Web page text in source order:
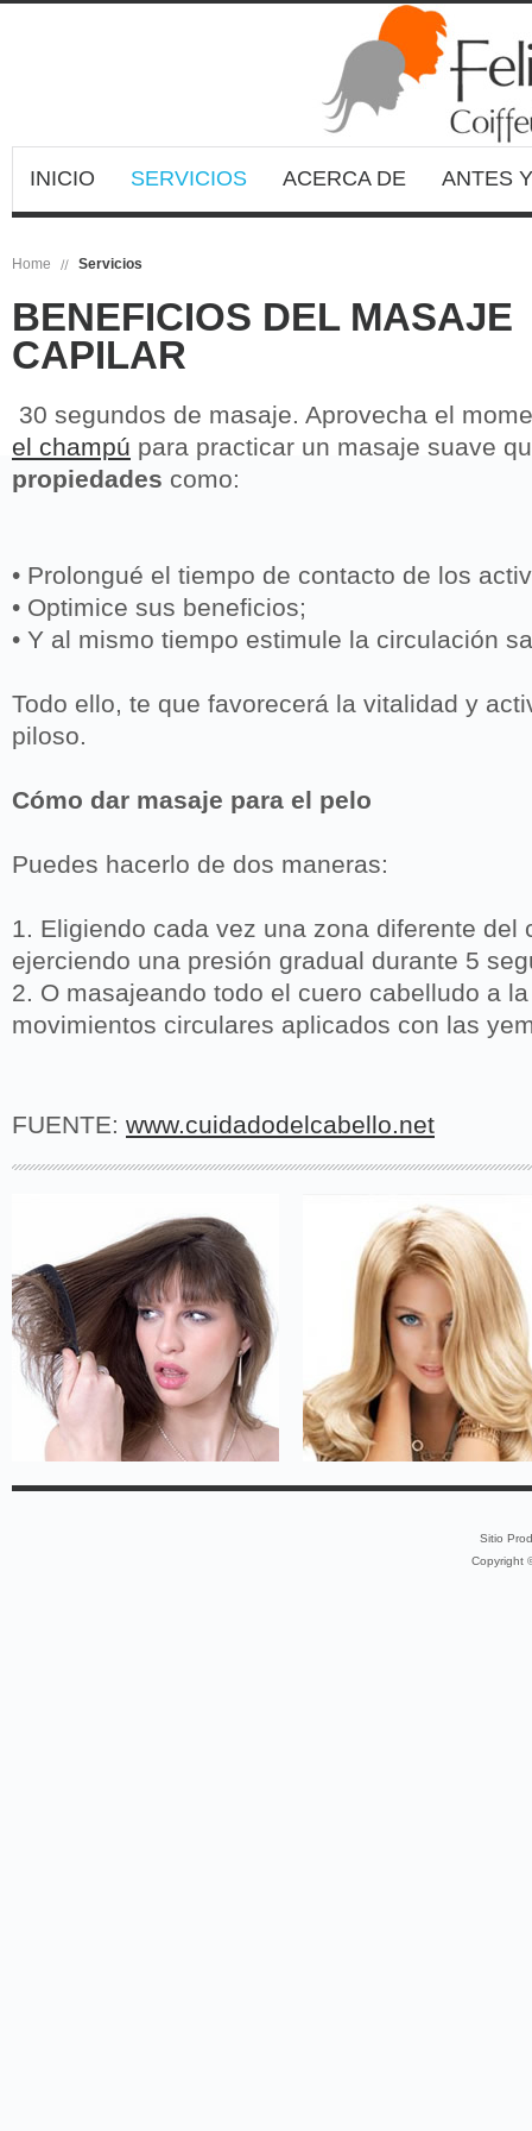
INICIO SERVICIOS ACERCA DE ANTES
Home Servicios
BENEFICIOS DEL MASAJE
CAPILAR
30 segundos de masaje. Aprovecha el
el champú para practicar un masaje suave
propiedades como:
• Prolongué el tiempo de contacto de los
• Optimice sus beneficios;
• Y al mismo tiempo estimule la circulación
Todo ello, te que favorecerá la vitalidad y
piloso.
Cómo dar masaje para el pelo
Puedes hacerlo de dos maneras:
1. Eligiendo cada vez una zona diferente del
ejerciendo una presión gradual durante 5
2. O masajeando todo el cuero cabelludo a
movimientos circulares aplicados con las
FUENTE: www.cuidadodelcabello.net
Sitio
Copyright